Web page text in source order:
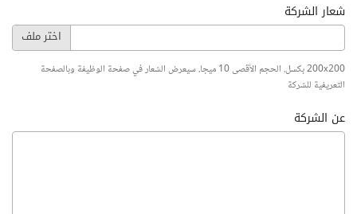
شعار الشركة
200x200 بكسل. الحجم الأقصى 10 ميجا. سيعرض الشعار في صفحة الوظيفة وبالصفحة
التعريفية للشركة
عن الشركة